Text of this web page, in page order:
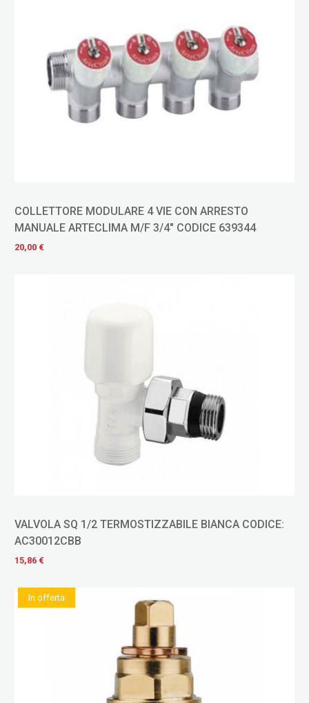
COLLETTORE MODULARE 4 VIE CON ARRESTO
MANUALE ARTECLIMA M/F 3/4" CODICE 639344
20,00 €
VALVOLA SQ 1/2 TERMOSTIZZABILE BIANCA CODICE:
AC30012CBB
15,86 €
In offerta